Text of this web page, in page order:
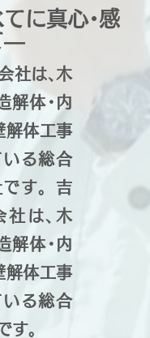
に真心･感
―
社は､木
解体･内
解体工事
る総合
す。吉
社は､木
解体･内
解体工事
る総合
す。